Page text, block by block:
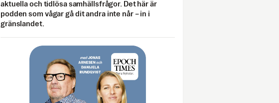
aktuella och tidlösa samhällsfrågor. Det här är
podden som vågar gå dit andra inte når – in i
gränslandet.